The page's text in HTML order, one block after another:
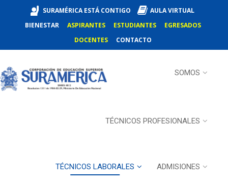
SURAMÉRICA ESTÁ CONTIGO
AULA VIRTUAL
BIENESTAR
ASPIRANTES ESTUDIANTES
EGRESADOS
DOCENTES
CONTACTO
SOMOS
TÉCNICOS PROFESIONALES
TÉCNICOS LABORALES ADMISIONES